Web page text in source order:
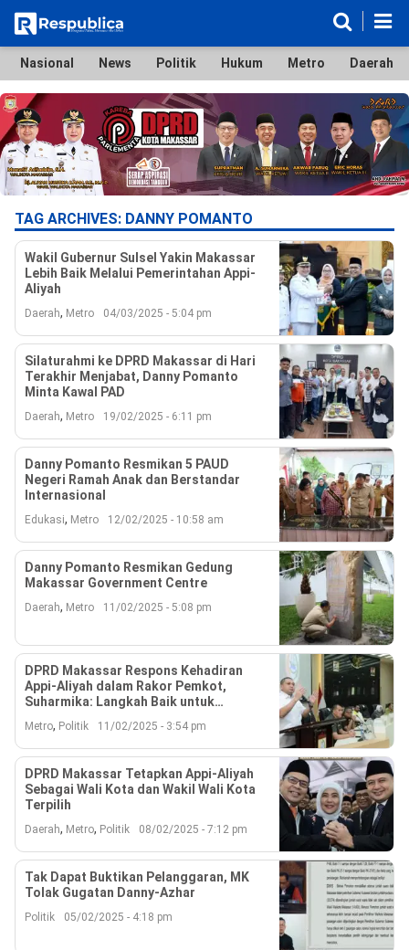
Nasional
News
Politik
Hukum
Metro
Daerah
Ekonomi & Bisnis
Lifestyle
Otomotif
Bola & Sport
Edukasi
Tokoh
Hiburan
©
Copyright
2026
Respublica
All
Right
Reserved
Nasional News Politik Hukum Metro Daerah
TAG ARCHIVES: DANNY POMANTO
Wakil Gubernur Sulsel Yakin Makassar
Lebih Baik Melalui Pemerintahan Appi-
Aliyah
Daerah, Metro 04/03/2025 - 5:04 pm
Silaturahmi ke DPRD Makassar di Hari
Terakhir Menjabat, Danny Pomanto
Minta Kawal PAD
Daerah, Metro 19/02/2025 - 6:11 pm
Danny Pomanto Resmikan 5 PAUD
Negeri Ramah Anak dan Berstandar
Internasional
Edukasi, Metro 12/02/2025 - 10:58 am
Danny Pomanto Resmikan Gedung
Makassar Government Centre
Daerah, Metro 11/02/2025 - 5:08 pm
DPRD Makassar Respons Kehadiran
Appi-Aliyah dalam Rakor Pemkot,
Suharmika: Langkah Baik untuk
Metro, Politik 11/02/2025 - 3:54 pm
DPRD Makassar Tetapkan Appi-Aliyah
Sebagai Wali Kota dan Wakil Wali Kota
Terpilih
Daerah, Metro, Politik 08/02/2025 - 7:12 pm
Tak Dapat Buktikan Pelanggaran, MK
Tolak Gugatan Danny-Azhar
Politik 05/02/2025 - 4:18 pm